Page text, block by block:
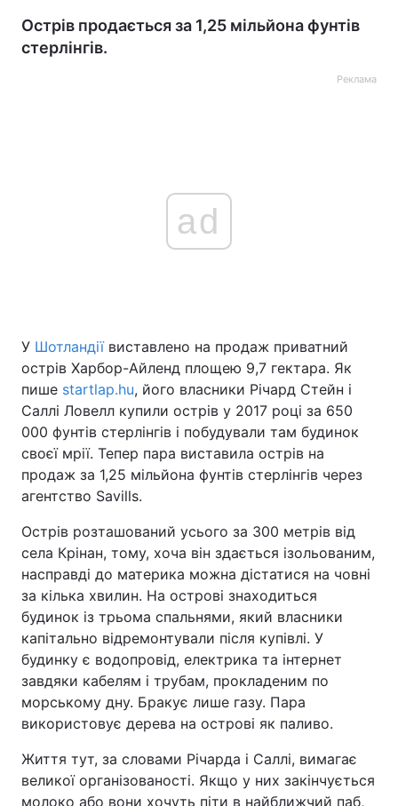
Острів продається за 1,25 мільйона фунтів
стерлінгів.
Реклама
ad
У Шотландіївиставлено на продаж приватний
острів Харбор-Айленд площею 9,7 гектара. Як
пише startlap.hu, його власники Річард Стейн і
Саллі Ловелл купили острів у 2017 році за 650
000 фунтів стерлінгів і побудували там будинок
своєї мрії. Тепер пара виставила острів на
продаж за 1,25 мільйона фунтів стерлінгів через
агентство Savills.
Острів розташований усього за 300 метрів від
села Крінан, тому, хоча він здається ізольованим,
насправді до материка можна дістатися на човні
за кілька хвилин. На острові знаходиться
будинок із трьома спальнями, який власники
капітально відремонтували після купівлі. У
будинку є водопровід, електрика та інтернет
завдяки кабелям і трубам, прокладеним по
морському дну. Бракує лише газу. Пара
використовує дерева на острові як паливо.
Життя тут, за словами Річарда і Саллі, вимагає
великої організованості. Якщо у них закінчується
молоко або вони хочуть піти в найближчий паб,